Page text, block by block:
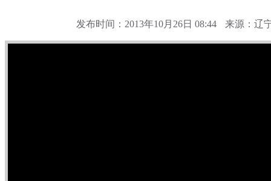
发布时间：2013年10月26日 08:44 来源：辽